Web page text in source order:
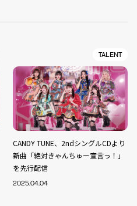
TALENT
CANDY TUNE、2ndシングルCDより
新曲「絶対きゃんちゅー宣言っ！」
を先行配信
2025.04.04